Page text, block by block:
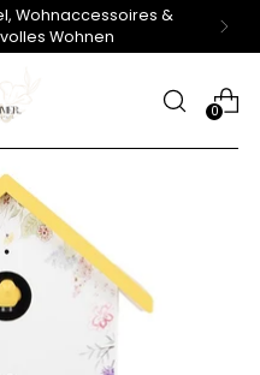
Wohnaccessoires &
Wohnen
0